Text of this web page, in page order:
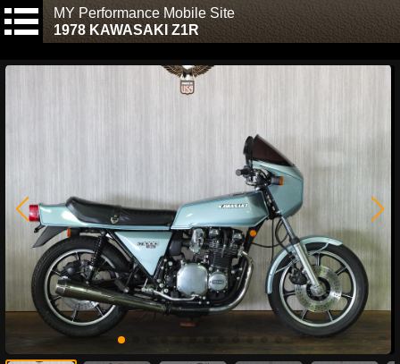
MY Performance Mobile Site
1978 KAWASAKI Z1R